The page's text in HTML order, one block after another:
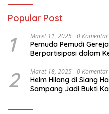
Popular Post
1 Maret 11, 2025 0 Komentar
Pemuda Pemudi
Berpartisipasi dalam
Kegiatan Paskah
2 Maret 18, 2025 0 Komentar
Helm Hilang di Siang
Sampang Jadi Bukti